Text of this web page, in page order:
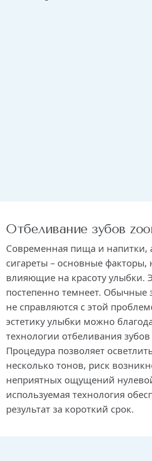
Отбеливание зубов
Современная пища и напитки,
сигареты – основные факторы,
влияющие на красоту улыбки.
постепенно темнеет. Обычные
не справляются с этой
эстетику улыбки можно
технологии отбеливания
Процедура позволяет
несколько тонов, риск
неприятных ощущений
используемая технология
результат за короткий срок.